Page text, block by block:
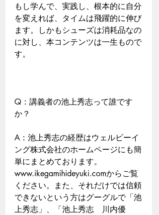
もし学んで、実践し、根本的に自分
を変えれば、タイムは飛躍的に伸び
ます。しかもシューズは消耗品なの
に対し、本コンテンツは一生もので
す。
Q：講義者の池上秀志って誰です
か？
A：池上秀志の経歴はウェルビーイ
ング株式会社のホームページにも簡
単にまとめております。
www.ikegamihideyuki.comからご覧
ください。また、それだけでは信頼
できないという方はグーグルで「池
上秀志」、「池上秀志　川内優